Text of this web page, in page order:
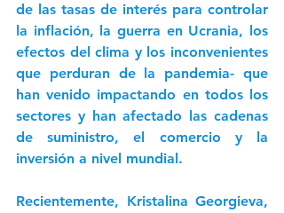
de las tasas de interés para controlar
la inflación, la guerra en Ucrania, los
efectos del clima y los inconvenientes
que perduran de la pandemia- que
han venido impactando en todos los
sectores y han afectado las cadenas
de suministro, el comercio y la
inversión a nivel mundial.
Recientemente, Kristalina Georgieva,